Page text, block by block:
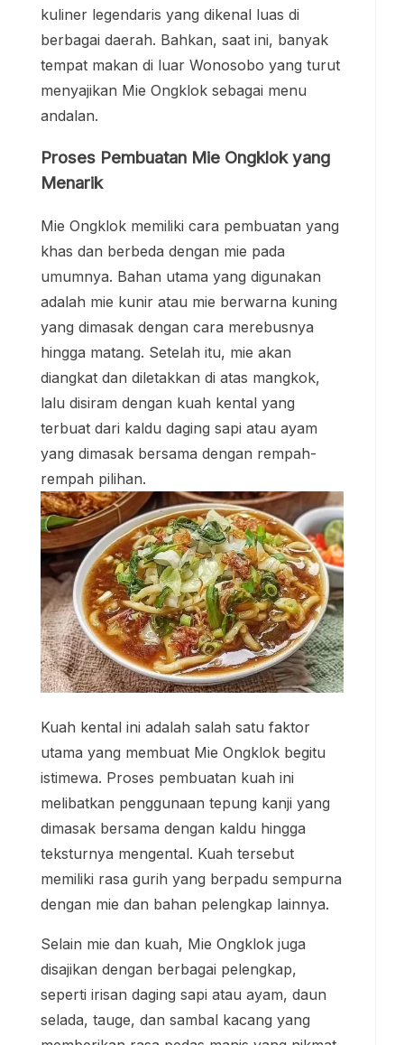
kuliner legendaris yang dikenal luas di
berbagai daerah. Bahkan, saat ini, banyak
tempat makan di luar Wonosobo yang turut
menyajikan Mie Ongklok sebagai menu
andalan.
Proses Pembuatan Mie Ongklok yang
Menarik
Mie Ongklok memiliki cara pembuatan yang
khas dan berbeda dengan mie pada
umumnya. Bahan utama yang digunakan
adalah mie kunir atau mie berwarna kuning
yang dimasak dengan cara merebusnya
hingga matang. Setelah itu, mie akan
diangkat dan diletakkan di atas mangkok,
lalu disiram dengan kuah kental yang
terbuat dari kaldu daging sapi atau ayam
yang dimasak bersama dengan rempah-
rempah pilihan.
Kuah kental ini adalah salah satu faktor
utama yang membuat Mie Ongklok begitu
istimewa. Proses pembuatan kuah ini
melibatkan penggunaan tepung kanji yang
dimasak bersama dengan kaldu hingga
teksturnya mengental. Kuah tersebut
memiliki rasa gurih yang berpadu sempurna
dengan mie dan bahan pelengkap lainnya.
Selain mie dan kuah, Mie Ongklok juga
disajikan dengan berbagai pelengkap,
seperti irisan daging sapi atau ayam, daun
selada, tauge, dan sambal kacang yang